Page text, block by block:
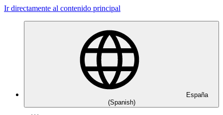
Ir directamente al contenido principal
España
(Spanish)